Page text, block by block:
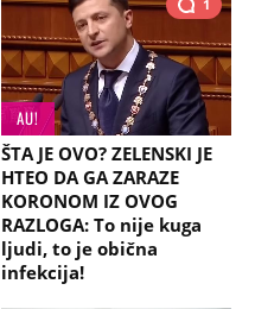
1
AU!
ŠTA JE OVO? ZELENSKI JE
HTEO DA GA ZARAZE
KORONOM IZ OVOG
RAZLOGA: To nije kuga
ljudi, to je obična
infekcija!